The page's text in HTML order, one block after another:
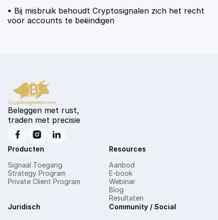
• Bij misbruik behoudt Cryptosignalen zich het recht
voor accounts te beëindigen
Beleggen met rust,
traden met precisie
Producten
Signaal Toegang
Strategy Program
Private Client Program
Resources
Aanbod
E-book
Webinar
Blog
Resultaten
Juridisch
Community / Social